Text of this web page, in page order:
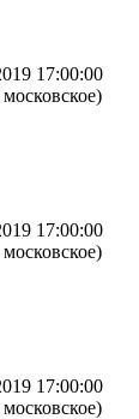
17:00:00
17:00:00
17:00:00